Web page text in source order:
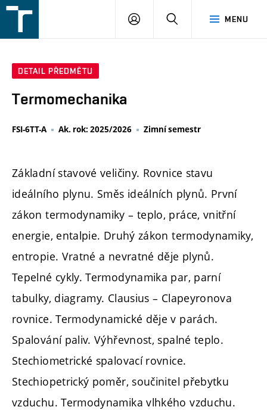
v
MENU
PŘIHLÁŠENÍ
DETAIL PŘEDMĚTU
Termomechanika
FSI-6TT-A Ak. rok: 2025/2026 Zimní semestr
Základní stavové veličiny. Rovnice stavu
ideálního plynu. Směs ideálních plynů. První
zákon termodynamiky – teplo, práce, vnitřní
energie, entalpie. Druhý zákon termodynamiky,
entropie. Vratné a nevratné děje plynů.
Tepelné cykly. Termodynamika par, parní
tabulky, diagramy. Clausius – Clapeyronova
rovnice. Termodynamické děje v parách.
Spalování paliv. Výhřevnost, spalné teplo.
Stechiometrické spalovací rovnice.
Stechiopetrický poměr, součinitel přebytku
vzduchu. Termodynamika vlhkého vzduchu.